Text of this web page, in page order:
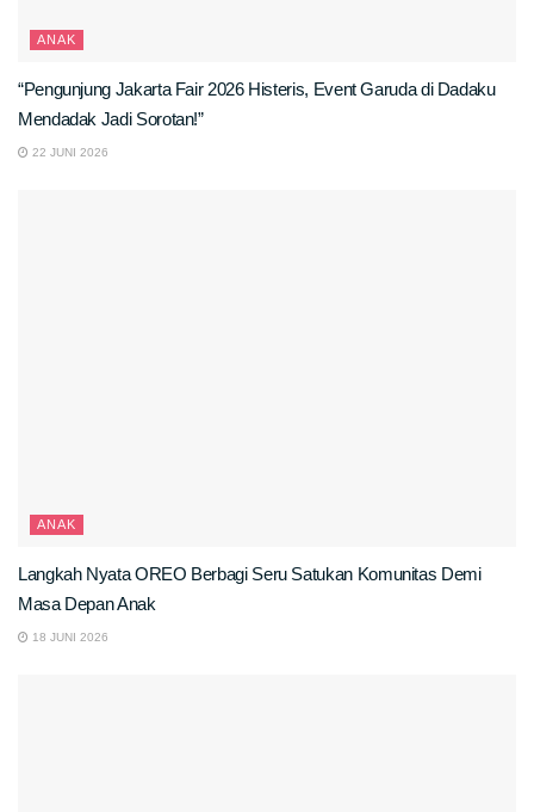
ANAK
“Pengunjung Jakarta Fair 2026 Histeris, Event Garuda di Dadaku
Mendadak Jadi Sorotan!”
22 JUNI 2026
ANAK
Langkah Nyata OREO Berbagi Seru Satukan Komunitas Demi
Masa Depan Anak
18 JUNI 2026